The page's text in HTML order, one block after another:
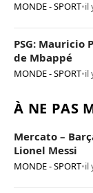
MONDE - SPORT•il
PSG:
de Mbappé
MONDE - SPORT•il
À NE PAS
Mercato –
Lionel Messi
MONDE - SPORT•il